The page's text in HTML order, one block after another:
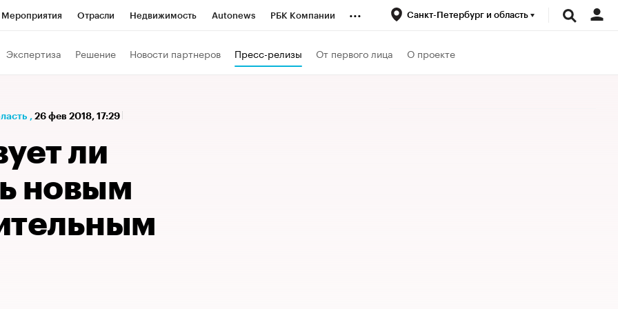
Мероприятия Отрасли Недвижимость Autonews РБК Компании ... Санкт-Петербург и область
Экспертиза Решение Новости партнеров Пресс-релизы От первого лица О проекте
, 26 фев 2018, 17:29
ли
новым